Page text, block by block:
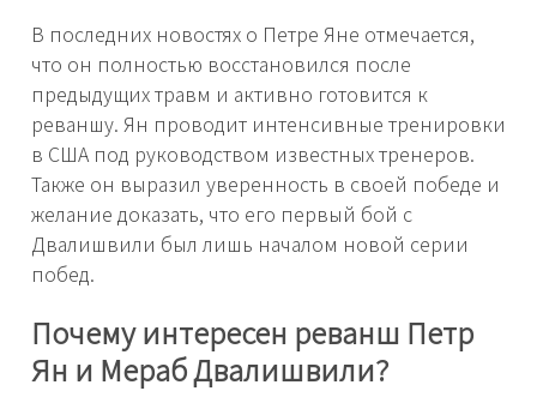
В последних новостях о Петре Яне отмечается,
что он полностью восстановился после
предыдущих травм и активно готовится к
реваншу. Ян проводит интенсивные тренировки
в США под руководством известных тренеров.
Также он выразил уверенность в своей победе и
желание доказать, что его первый бой с
Двалишвили был лишь началом новой серии
побед.
Почему интересен реванш Петр
Ян и Мераб Двалишвили?